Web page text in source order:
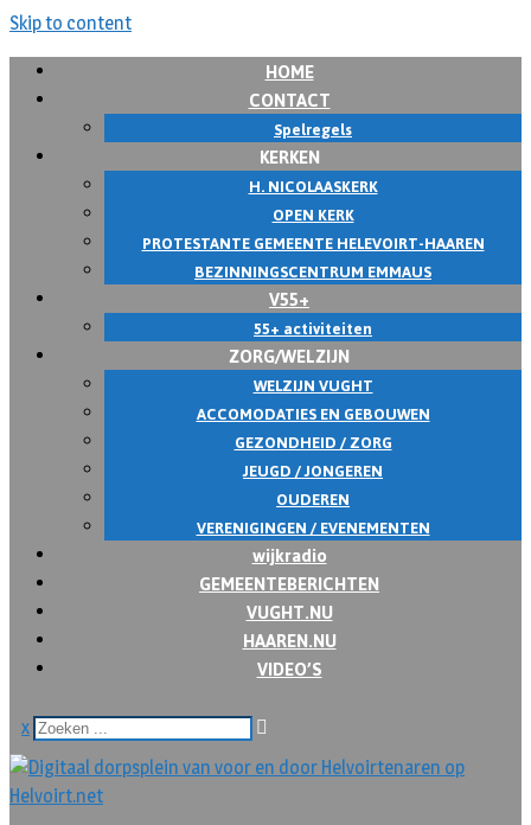
Skip to content
HOME
CONTACT
Spelregels
KERKEN
H. NICOLAASKERK
OPEN KERK
PROTESTANTE GEMEENTE HELEVOIRT-HAAREN
BEZINNINGSCENTRUM EMMAUS
V55+
55+ activiteiten
ZORG/WELZIJN
WELZIJN VUGHT
ACCOMODATIES EN GEBOUWEN
GEZONDHEID / ZORG
JEUGD / JONGEREN
OUDEREN
VERENIGINGEN / EVENEMENTEN
wijkradio
GEMEENTEBERICHTEN
VUGHT.NU
HAAREN.NU
VIDEO’S
x